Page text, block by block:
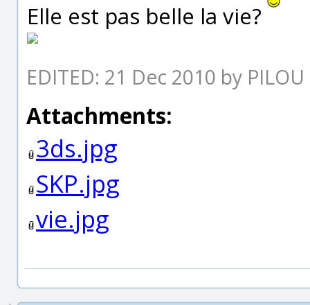
Elle est pas belle la vie?
EDITED: 21 Dec 2010 by PILOU
Attachments:
3ds.jpg
SKP.jpg
vie.jpg